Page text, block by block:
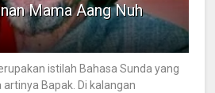
Mama Aang Nuh
istilah Bahasa Sunda yang
Bapak. Di kalangan